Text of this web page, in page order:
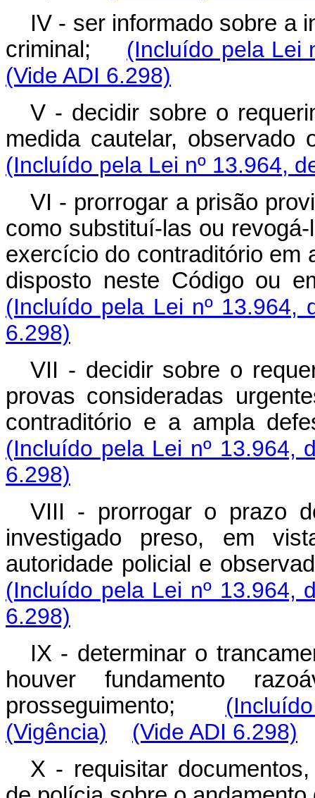
IV - ser informado sobre a
criminal; (Incluído pela Lei
(Vide ADI 6.298)
V - decidir sobre o
medida cautelar,
(Incluído pela Lei nº 13.964,
VI - prorrogar a prisão
como substituí-las ou
exercício do contraditório em
disposto neste Código ou
(Incluído pela Lei nº 13.964,
6.298)
VII - decidir sobre o
provas consideradas
contraditório e a ampla
(Incluído pela Lei nº 13.964,
6.298)
VIII - prorrogar o prazo
investigado preso, em
autoridade policial e
(Incluído pela Lei nº 13.964,
6.298)
IX - determinar o
houver fundamento
prosseguimento;
(Vigência)
(Vide ADI 6.298)
X - requisitar